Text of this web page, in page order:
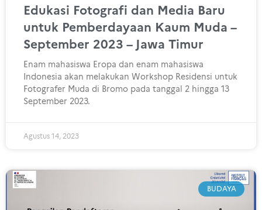
Edukasi Fotografi dan Media Baru
untuk Pemberdayaan Kaum Muda –
September 2023 – Jawa Timur
Enam mahasiswa Eropa dan enam mahasiswa
Indonesia akan melakukan Workshop Residensi untuk
Fotografer Muda di Bromo pada tanggal 2 hingga 13
September 2023.
Agustus 14, 2023
BUDAYA